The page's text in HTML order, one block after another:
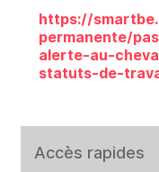
https://
permanente/
alerte-au-
statuts-de-
Accès rapides